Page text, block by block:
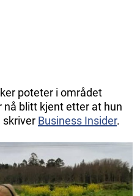
poteter i området
nå blitt kjent etter at hun
skriver Business Insider.